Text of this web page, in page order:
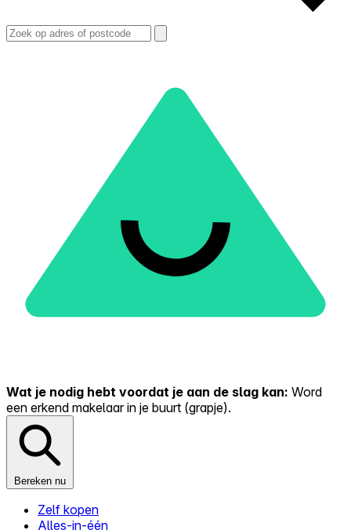
Wat je nodig hebt voordat je aan de slag kan: Word
een erkend makelaar in je buurt (grapje).
Bereken nu
Zelf kopen
Alles-in-één